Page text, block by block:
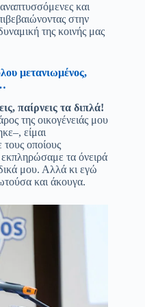
και
στην
της κοινής μας
μετανιωμένος,
παίρνεις τα διπλά!
της οικογένειάς μου
είμαι
τους οποίους
τα όνειρά
μου. Αλλά κι εγώ
και άκουγα.